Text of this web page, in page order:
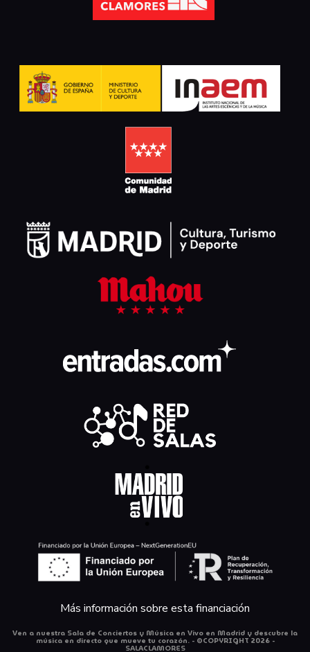
Más información sobre esta financiación
Ven a nuestra Sala de Conciertos y Música en Vivo en Madrid y descubre la
música en directo que mueve tu corazón. - ©COPYRIGHT 2026 -
SALACLAMORES